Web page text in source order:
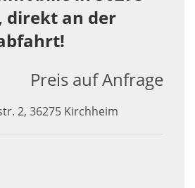
direkt an der
2, 36275 Kirchheim
Preis auf Anfrage